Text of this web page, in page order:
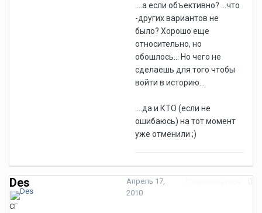
....а если объективно? ...что
-других вариантов не
было? Хорошо еще
относительно, но
обошлось... Но чего не
сделаешь для того чтобы
войти в историю...
....да и КТО (если не
ошибаюсь) на тот момент
уже отменили ;)
Des
СГ
Апрель 17,
2010